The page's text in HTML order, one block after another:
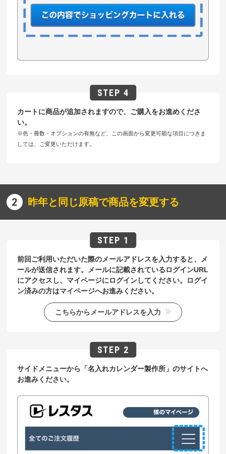
カートに商品が追加されますので、ご購入をお進めくださ
い。
※色・冊数・オプションの有無など、この画面から変更可能な項目につきま
しては、ご変更いただけます。
昨年と同じ原稿で商品を変更する
前回ご利用いただいた際のメールアドレスを入力すると、メ
ールが送信されます。メールに記載されているログインURL
にアクセスし、マイページにログインしてください。ログイ
ン済みの方はマイページへお進みください。
こちらからメールアドレスを入力
サイドメニューから「名入れカレンダー製作所」のサイトへ
お進みください。